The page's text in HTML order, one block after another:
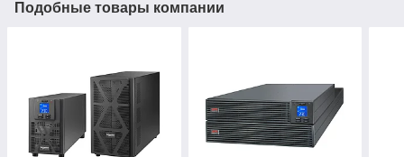
Подобные товары компании